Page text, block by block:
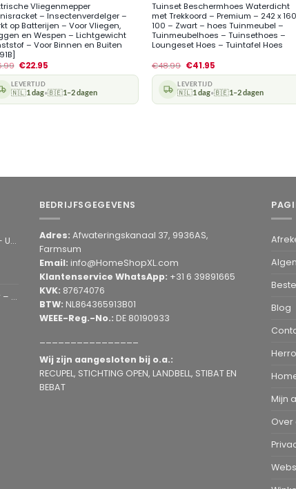
Vliegenmepper
– Insectenverdelger –
op Batterijen – Voor Vliegen,
en Wespen – Lichtgewicht
– Voor Binnen en Buiten
€22.95
LEVERTIJD
🇳🇱1 dag•🇧🇪1–2 dagen
Tuinset Beschermhoes Waterdicht
met Trekkoord – Premium – 242 x
100 – Zwart – hoes Tuinmeubel –
Tuinmeubelhoes – Tuinsethoes –
Loungeset Hoes – Tuintafel Hoes
€48.99 €41.95
LEVERTIJD
🇳🇱1 dag•🇧🇪1–2 dagen
cm
cm
BEDRIJFSGEGEVENS
Adres: Afwateringskanaal 37, 9936AS,
Farmsum
Email: info@HomeShopXL.com
Klantenservice WhatsApp: +31 6 39891665
KVK: 87674076
BTW: NL864365913B01
WEEE-Reg.-No.: DE 80190933
Wij zijn aangesloten bij o.a.:
RECUPEL, STICHTING OPEN, LANDBELL, STIBAT EN
BEBAT
Blog
Mijn
Over